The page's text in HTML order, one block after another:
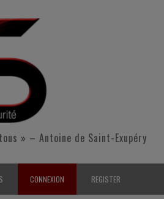
» – Antoine de Saint-Exupéry
CONNEXION REGISTER